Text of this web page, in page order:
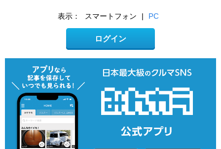
表示： スマートフォン | PC
ログイン